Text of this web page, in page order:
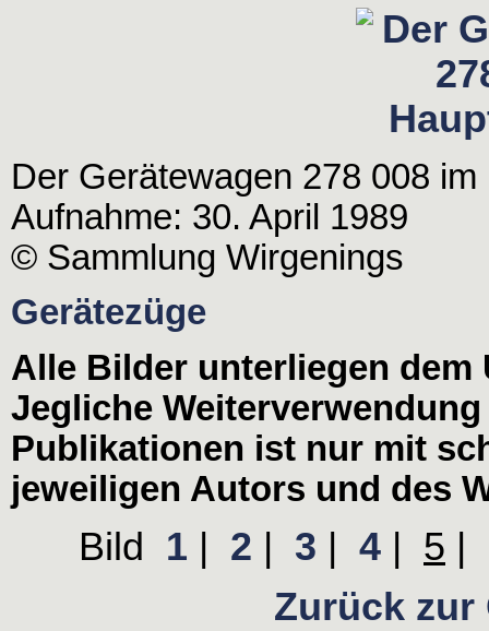
Der Gerätewagen 278 008
Aufnahme: 30. April 1989
© Sammlung Wirgenings
Gerätezüge
Alle Bilder unterliegen dem
Jegliche
Publikationen ist nur mit
jeweiligen Autors und des
Bild 1 | 2 | 3 | 4 | 5 |
Zurück zur